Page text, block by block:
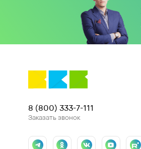
8 (800) 333-7-111
Заказать звонок